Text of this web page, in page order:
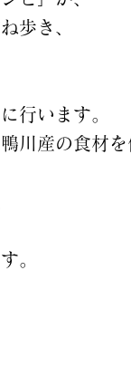
歩き、
行います。
川産の食材
。